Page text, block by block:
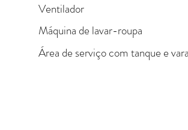
Ventilador
Máquina de lavar-roupa
Área de serviço com tanque e